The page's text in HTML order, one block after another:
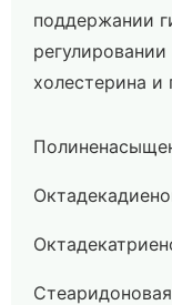
поддержании
холестерина и